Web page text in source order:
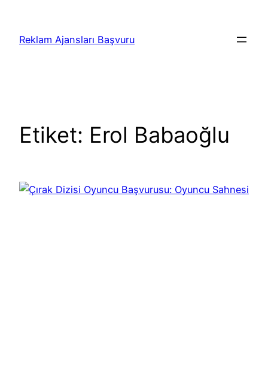
Reklam Ajansları Başvuru
Etiket: Erol Babaoğlu